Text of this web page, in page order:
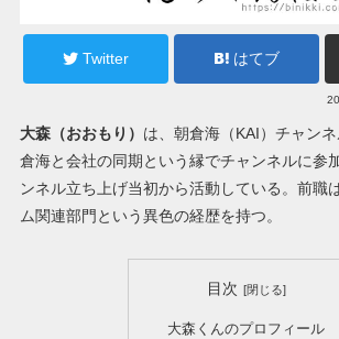
Twitter はてブ
大森（おおもり） は、朝倉海（KAI）チャン
倉海と会社の同期という縁でチャンネルに参
ンネル立ち上げ当初から活動している。前職
ム関連部門という異色の経歴を持つ。
目次
大森くんのプロフィール